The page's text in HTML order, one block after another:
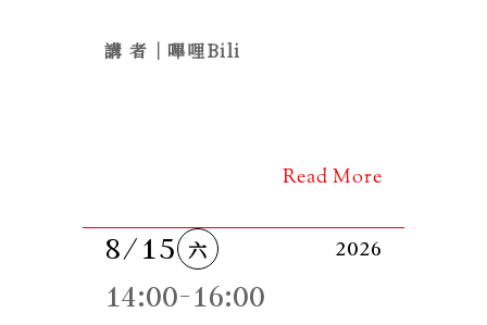
講 者｜嗶哩Bili
Read More
8/15 六 2026
14:00-16:00